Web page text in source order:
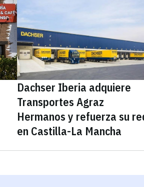
Dachser Iberia adquiere
Transportes Agraz
Hermanos y refuerza su
en Castilla-La Mancha